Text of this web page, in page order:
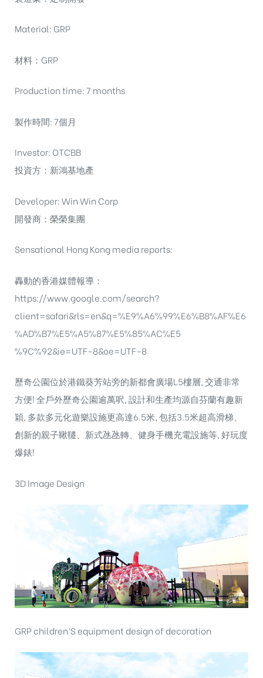
Material: GRP
材料：GRP
Production time: 7 months
製作時間: 7個月
Investor: OTCBB
投資方：新鴻基地產
Developer: Win Win Corp
開發商：榮榮集團
Sensational Hong Kong media reports:
轟動的香港媒體報導：
https://www.google.com/search?
client=safari&rls=en&q=%E9%A6%99%E6%B8%AF%E6
%AD%B7%E5%A5%87%E5%85%AC%E5
%9C%92&ie=UTF-8&oe=UTF-8
歷奇公園位於港鐵葵芳站旁的新都會廣場L5樓層, 交通非常
方便! 全戶外歷奇公園逾萬呎, 設計和生產均源自芬蘭有趣新
穎, 多款多元化遊樂設施更高達6.5米, 包括3.5米超高滑梯、
創新的親子鞦韆、新式氹氹轉、健身手機充電設施等, 好玩度
爆錶!
3D Image Design
GRP children’S equipment design of decoration